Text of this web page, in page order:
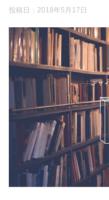
投稿日： 2018年5月17日